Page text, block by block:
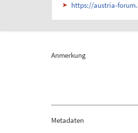
https://austria-
Anmerkung
Metadaten